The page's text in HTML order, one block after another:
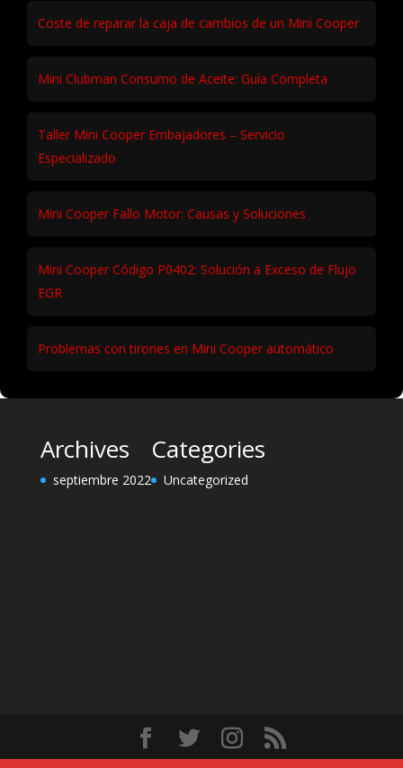
Coste de reparar la caja de cambios de un Mini Cooper
Mini Clubman Consumo de Aceite: Guía Completa
Taller Mini Cooper Embajadores – Servicio
Especializado
Mini Cooper Fallo Motor: Causas y Soluciones
Mini Cooper Código P0402: Solución a Exceso de Flujo
EGR
Problemas con tirones en Mini Cooper automático
Archives
septiembre 2022
Categories
Uncategorized